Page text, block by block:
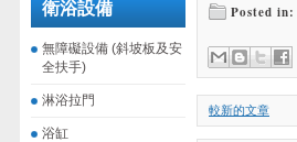
衛浴設備
無障礙設備 (斜坡板及安
全扶手)
淋浴拉門
浴缸
Posted in:
較新的文章